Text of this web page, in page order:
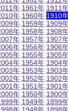
年
年
年
年
年
年
年
年
年
年
年
年
年
1961年
1960年
1959年
1958年
1957年
1956年
1955年
1954年
1953年
1952年
1951年
1950年
1949年
1911
1910
1909
1908
1907
1906
1905
1904
1903
1902
1901
1900
1899